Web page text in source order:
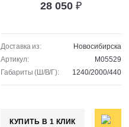
28 050 ₽
Доставка из:
Новосибирска
Артикул:
M05529
Габариты (Ш/В/Г):
1240/2000/440
КУПИТЬ В 1 КЛИК